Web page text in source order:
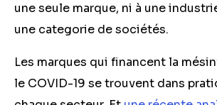
une seule marque, ni à une
une categorie de sociétés.
Les marques qui financent la
le COVID-19 se trouvent dans